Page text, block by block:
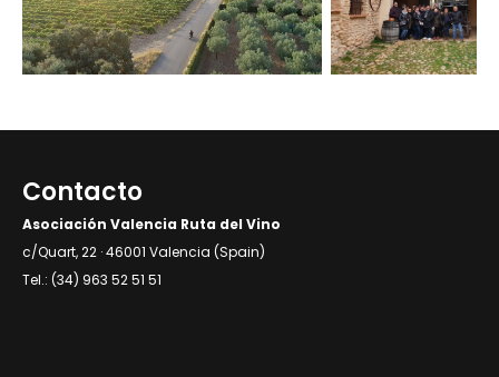
Contacto
Asociación Valencia Ruta del Vino
c/Quart, 22 · 46001 Valencia (Spain)
Tel.: (34) 963 52 51 51